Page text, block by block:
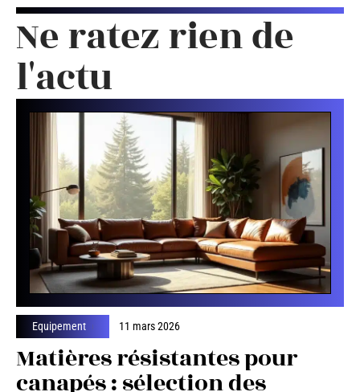
Ne ratez rien de
l'actu
Equipement 11 mars 2026
Matières résistantes pour
canapés : sélection des